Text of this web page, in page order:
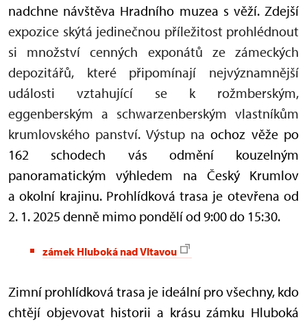
nadchne návštěva Hradního muzea s věží. Zdejší
expozice skýtá jedinečnou příležitost prohlédnout
si množství cenných exponátů ze zámeckých
depozitářů, které připomínají nejvýznamnější
události vztahující se k rožmberským,
eggenberským a schwarzenberským vlastníkům
krumlovského panství. Výstup na ochoz věže po
162 schodech vás odmění kouzelným
panoramatickým výhledem na Český Krumlov
a okolní krajinu. Prohlídková trasa je otevřena od
2. 1. 2025 denně mimo pondělí od 9:00 do 15:30.
zámek Hluboká nad Vltavou
Zimní prohlídková trasa je ideální pro všechny, kdo
chtějí objevovat historii a krásu zámku Hluboká